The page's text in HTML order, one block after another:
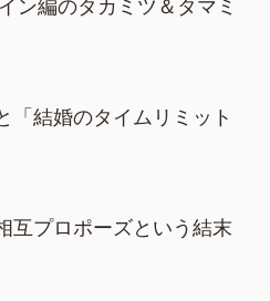
ン編のタカミツ＆タマミ
「結婚のタイムリミット
互プロポーズという結末